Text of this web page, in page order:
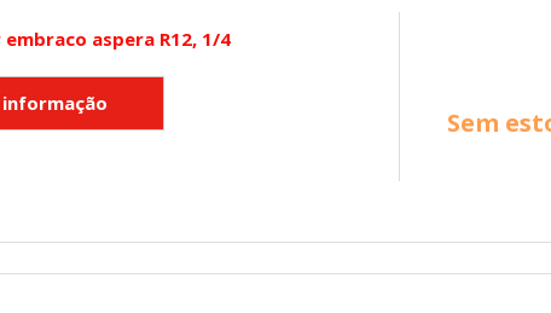
aspera R12, 1/4
Sem
áreas del sitio no funcionarán. Estas cookies no almacenan
time-1, _evCo, _evCoLT